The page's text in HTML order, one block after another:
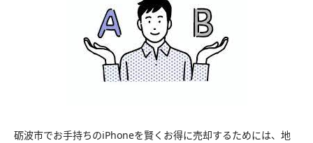
砺波市でお手持ちのiPhoneを賢くお得に売却するためには、地